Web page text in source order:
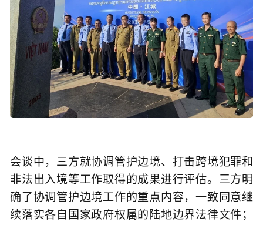
会谈中，三方就协调管护边境、打击跨境犯罪和
非法出入境等工作取得的成果进行评估。三方明
确了协调管护边境工作的重点内容，一致同意继
续落实各自国家政府权属的陆地边界法律文件；